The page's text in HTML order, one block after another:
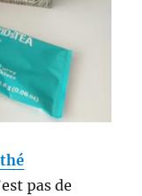
thé
pas de